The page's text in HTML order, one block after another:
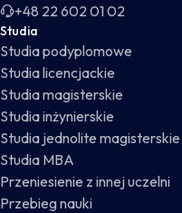
+48 22 602 01 02
Studia
Studia podyplomowe
Studia licencjackie
Studia magisterskie
Studia inżynierskie
Studia jednolite magisterskie
Studia MBA
Przeniesienie z innej uczelni
Przebieg nauki